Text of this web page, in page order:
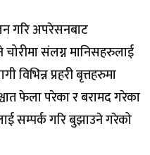
गरि अपरेसनबाट
संलग्न मानिसहरुलाई
विभिन्न प्रहरी बृत्तहरुमा
फेला परेका र बरामद गरेका
सम्पर्क गरि बुझाउने गरेको